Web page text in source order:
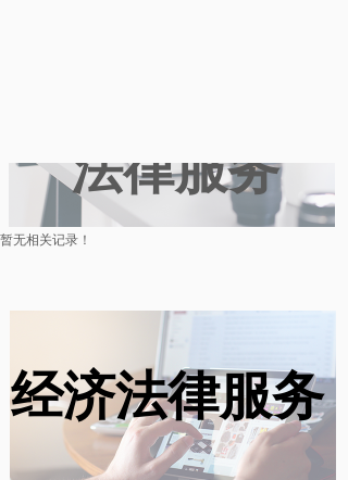
暂无相关记录！
法律服务
经济法律服务